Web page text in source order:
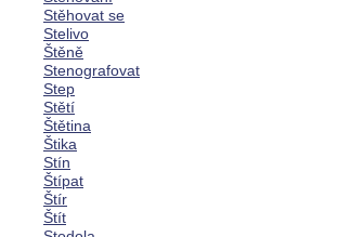
Stěhovat se
Stelivo
Štěně
Stenografovat
Step
Stětí
Štětina
Štika
Stín
Štípat
Štír
Štít